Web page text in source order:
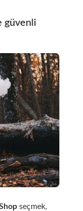
güvenli
seçmek,